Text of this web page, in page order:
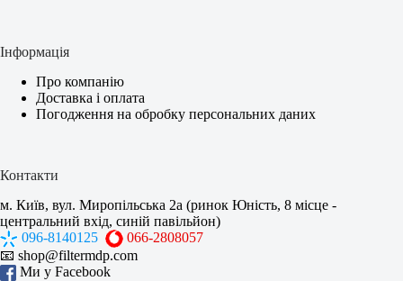
Інформація
Про компанію
Доставка і оплата
Погодження на обробку персональних даних
Контакти
м. Київ, вул. Миропільська 2а (ринок Юність, 8 місце -
центральний вхід, синій павільйон)
096-8140125
066-2808057
📧 shop@filtermdp.com
Ми у Facebook